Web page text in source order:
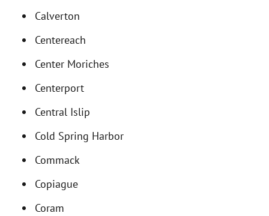
Calverton
Centereach
Center Moriches
Centerport
Central Islip
Cold Spring Harbor
Commack
Copiague
Coram